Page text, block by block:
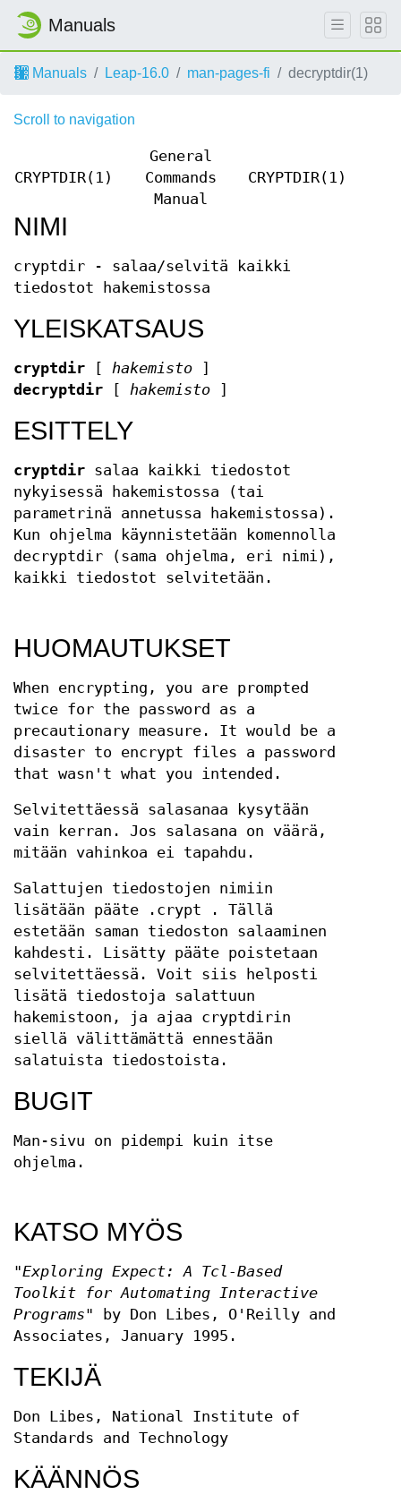
Manuals
Manuals Leap-16.0 man-pages-fi decryptdir(1)
Scroll to navigation
CRYPTDIR(1)
General
Commands
Manual
CRYPTDIR(1)
NIMI
cryptdir - salaa/selvitä kaikki
tiedostot hakemistossa
YLEISKATSAUS
cryptdir [ hakemisto ]
decryptdir [ hakemisto ]
ESITTELY
cryptdir salaa kaikki tiedostot
nykyisessä hakemistossa (tai
parametrinä annetussa hakemistossa).
Kun ohjelma käynnistetään komennolla
decryptdir (sama ohjelma, eri nimi),
kaikki tiedostot selvitetään.
HUOMAUTUKSET
When encrypting, you are prompted
twice for the password as a
precautionary measure. It would be a
disaster to encrypt files a password
that wasn't what you intended.
Selvitettäessä salasanaa kysytään
vain kerran. Jos salasana on väärä,
mitään vahinkoa ei tapahdu.
Salattujen tiedostojen nimiin
lisätään pääte .crypt . Tällä
estetään saman tiedoston salaaminen
kahdesti. Lisätty pääte poistetaan
selvitettäessä. Voit siis helposti
lisätä tiedostoja salattuun
hakemistoon, ja ajaa cryptdirin
siellä välittämättä ennestään
salatuista tiedostoista.
BUGIT
Man-sivu on pidempi kuin itse
ohjelma.
KATSO MYÖS
"Exploring Expect: A Tcl-Based
Toolkit for Automating Interactive
Programs"
by Don Libes, O'Reilly and
Associates, January 1995.
TEKIJÄ
Don Libes, National Institute of
Standards and Technology
KÄÄNNÖS